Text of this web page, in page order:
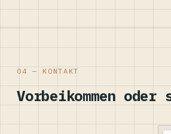
04 — KONTAKT
Vorbeikommen oder